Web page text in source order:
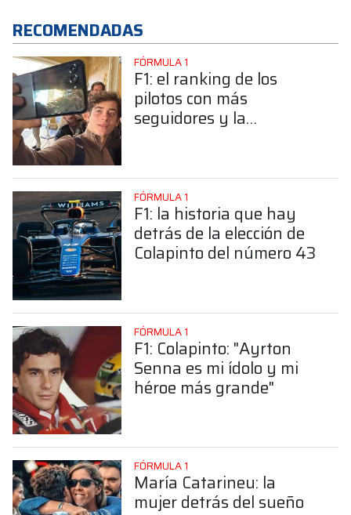
RECOMENDADAS
FÓRMULA 1
F1: el ranking de los
pilotos con más
seguidores y la
FÓRMULA 1
F1: la historia que hay
detrás de la elección de
Colapinto del número 43
FÓRMULA 1
F1: Colapinto: "Ayrton
Senna es mi ídolo y mi
héroe más grande"
FÓRMULA 1
María Catarineu: la
mujer detrás del sueño